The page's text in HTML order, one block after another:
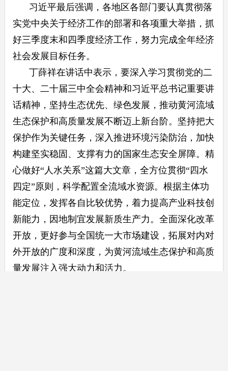
习近平最后强调，各地区各部门要认真贯彻落
实党中央关于经济工作的部署和各项重大举措，抓
好三季度末和四季度经济工作，努力完成全年经济
社会发展目标任务。
丁薛祥在讲话中表示，要深入学习贯彻党的二
十大、二十届三中全会精神和习近平总书记重要讲
话精神，坚持生态优先、绿色发展，推动黄河流域
生态保护和高质量发展不断迈上新台阶。坚持把大
保护作为关键任务，深入推进环境污染防治，加快
构建坚实稳固、支撑有力的国家生态安全屏障。精
心做好“人水关系”这篇大文章，全方位贯彻“四水
四定”原则，科学配置全流域水资源。根据主体功
能定位，发挥各自比较优势，着力提高产业科技创
新能力，因地制宜发展新质生产力。全面深化改革
开放，更好参与全国统一大市场建设，拓展对内对
外开放的广度和深度，为黄河流域生态保护和高质
量发展注入强大动力和活力。